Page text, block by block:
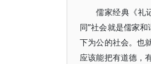
儒家经典《礼
同”社会就是儒家
下为公的社会。也
应该能把有道德，